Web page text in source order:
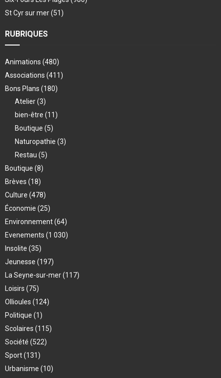
St Cyr sur mer(51)
RUBRIQUES
Animations (480)
Associations (411)
Bons Plans (180)
Atelier(3)
bien-être (11)
Boutique (5)
Naturopathie (3)
Restau (5)
Boutique (8)
Brèves (18)
Culture (478)
Économie (25)
Environnement(64)
Evenements (1 030)
Insolite (35)
Jeunesse (197)
La Seyne-sur-mer(117)
Loisirs (75)
Ollioules (124)
Politique (1)
Scolaires (115)
Société (522)
Sport(131)
Urbanisme (10)